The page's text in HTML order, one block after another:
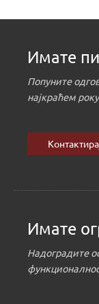
Имате
Попуните
најкраћем
Имате
Надоградите